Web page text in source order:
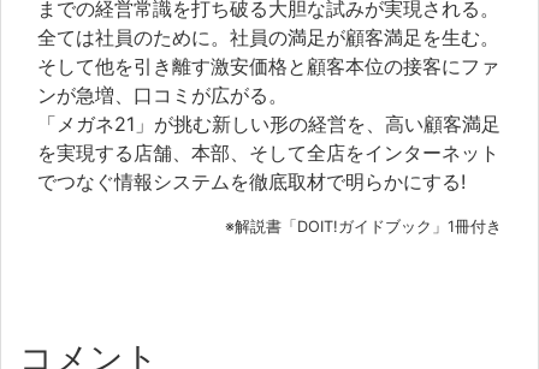
までの経営常識を打ち破る大胆な試みが実現される。
全ては社員のために。社員の満足が顧客満足を生む。
そして他を引き離す激安価格と顧客本位の接客にファ
ンが急増、口コミが広がる。
「メガネ21」が挑む新しい形の経営を、高い顧客満足
を実現する店舗、本部、そして全店をインターネット
でつなぐ情報システムを徹底取材で明らかにする!
※解説書「DOIT!ガイドブック」1冊付き
コメント